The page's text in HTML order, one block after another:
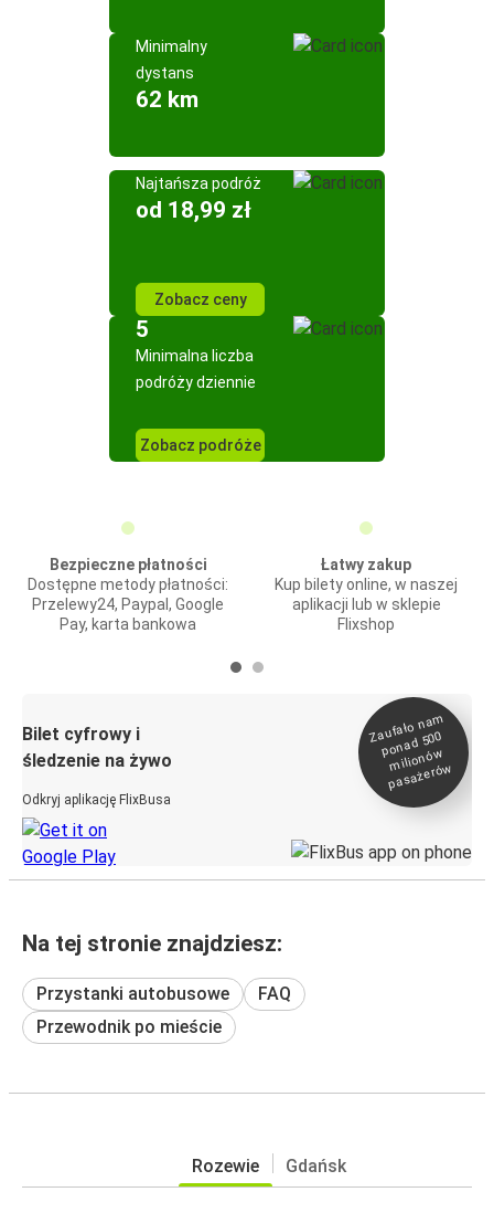
Minimalny
dystans
62 km
Najtańsza podróż
od 18,99 zł
Zobacz ceny
5
Minimalna liczba
podróży dziennie
Zobacz podróże
Bezpieczne płatności
Dostępne metody płatności:
Przelewy24, Paypal, Google
Pay, karta bankowa
Łatwy zakup
Kup bilety online, w naszej
aplikacji lub w sklepie
Flixshop
Bilet cyfrowy i
śledzenie na żywo
Odkryj aplikację FlixBusa
Zaufało na
m
ponad 500
milionó
w
pasażeró
w
Na tej stronie znajdziesz:
Przystanki autobusowe
FAQ
Przewodnik po mieście
Rozewie Gdańsk